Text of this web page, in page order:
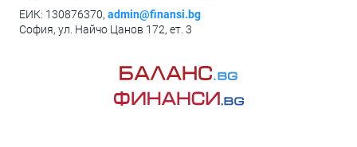
ЕИК: 130876370, admin@finansi.bg
София, ул. Найчо Цанов 172, ет. 3